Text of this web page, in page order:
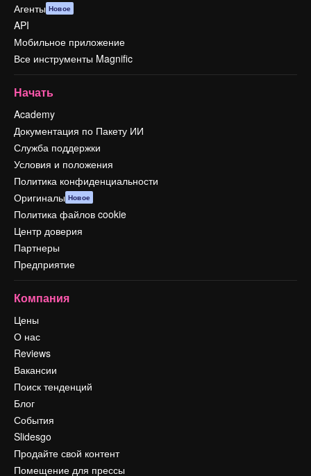
Агенты Новое
API
Мобильное приложение
Все инструменты Magnific
Начать
Academy
Документация по Пакету ИИ
Служба поддержки
Условия и положения
Политика конфиденциальности
Оригиналы Новое
Политика файлов cookie
Центр доверия
Партнеры
Предприятие
Компания
Цены
О нас
Reviews
Вакансии
Поиск тенденций
Блог
События
Slidesgo
Продайте свой контент
Помещение для прессы